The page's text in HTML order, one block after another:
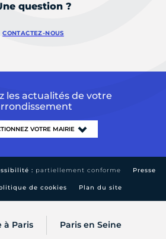
à Paris Paris en Seine
question ?
CONTACTEZ-NOUS
les actualités de votre
: partiellement conforme Presse
de cookies Plan du site